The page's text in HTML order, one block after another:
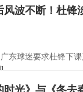
风波不断！杜锋
东球迷要求杜锋下
时光》与《冬去